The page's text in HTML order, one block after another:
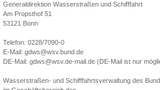
Generaldirektion Wasserstraßen und Schifffahrt
Am Propsthof 51
53121 Bonn
Telefon: 0228/7090-0
E-Mail: gdws@wsv.bund.de
DE-Mail: gdws@wsv.de-mail.de (DE-Mail ist nur
Wasserstraßen- und Schifffahrtsverwaltung des